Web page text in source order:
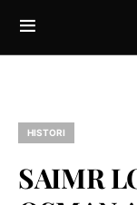
HISTORI
SAIMR